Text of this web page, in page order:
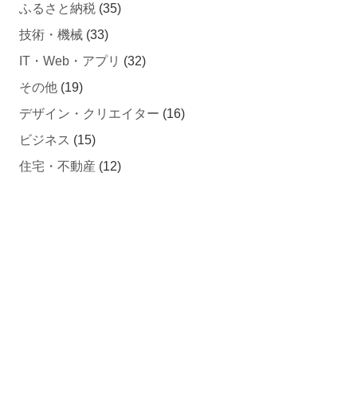
ふるさと納税 (35)
技術・機械 (33)
IT・Web・アプリ (32)
その他 (19)
デザイン・クリエイター (16)
ビジネス (15)
住宅・不動産 (12)